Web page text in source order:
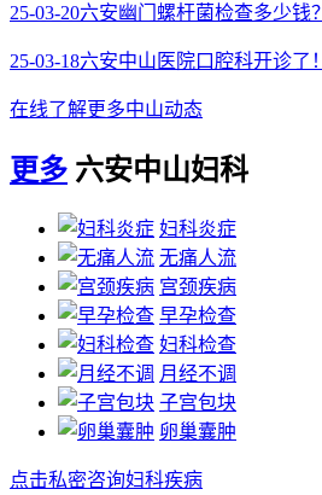
25-03-20六安幽门螺杆菌检查多少钱？
25-03-18六安中山医院口腔科开诊了！
在线了解更多中山动态
更多 六安中山妇科
妇科炎症
无痛人流
宫颈疾病
早孕检查
妇科检查
月经不调
子宫包块
卵巢囊肿
点击私密咨询妇科疾病